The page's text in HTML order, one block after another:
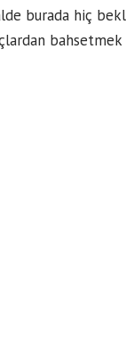
burada hiç